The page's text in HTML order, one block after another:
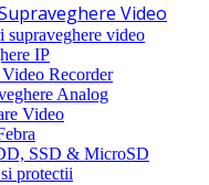
Video
supraveghere video
IP
Recorder
Analog
Video
SSD & MicroSD
protectii